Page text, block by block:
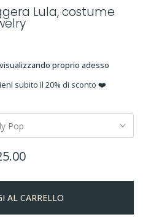
Lula, costume
proprio adesso
subito il 20% di sconto ❤️
Pop
AL CARRELLO